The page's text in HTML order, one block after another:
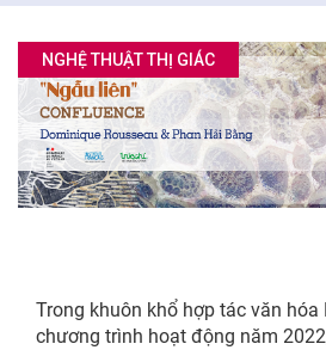
NGHỆ THUẬT THỊ GIÁC
Trong khuôn khổ hợp tác văn hóa
chương trình hoạt động năm